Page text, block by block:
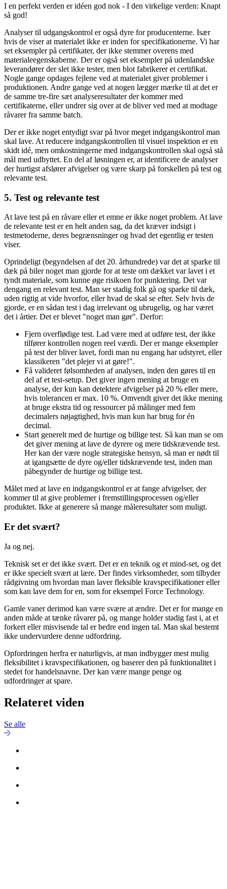
I en perfekt verden er idéen god nok - I den virkelige verden: Knapt
så god!
Analyser til udgangskontrol er også dyre for producenterne. Især
hvis de viser at materialet ikke er inden for specifikationerne. Vi har
set eksempler på certifikater, der ikke stemmer overens med
materialeegenskaberne. Der er også set eksempler på udenlandske
leverandører der slet ikke tester, men blot fabrikerer et certifikat.
Nogle gange opdages fejlene ved at materialet giver problemer i
produktionen. Andre gange ved at nogen lægger mærke til at det er
de samme tre-fire sæt analyseresultater der kommer med
certifikaterne, eller undrer sig over at de bliver ved med at modtage
råvarer fra samme batch.
Der er ikke noget entydigt svar på hvor meget indgangskontrol man
skal lave. At reducere indgangskontrollen til visuel inspektion er en
skidt idé, men omkostningerne med indgangskontrollen skal også stå
mål med udbyttet. En del af løsningen er, at identificere de analyser
der hurtigst afslører afvigelser og være skarp på forskellen på test og
relevante test.
5. Test og relevante test
At lave test på en råvare eller et emne er ikke noget problem. At lave
de relevante test er en helt anden sag, da det kræver indsigt i
testmetoderne, deres begrænsninger og hvad det egentlig er testen
viser.
Oprindeligt (begyndelsen af det 20. århundrede) var det at sparke til
dæk på biler noget man gjorde for at teste om dækket var lavet i et
tyndt materiale, som kunne øge risikoen for punktering. Det var
dengang en relevant test. Man ser stadig folk gå og sparke til dæk,
uden rigtig at vide hvorfor, eller hvad de skal se efter. Selv hvis de
gjorde, er en sådan test i dag irrelevant og ubrugelig, og har været
det i årtier. Det er blevet "noget man gør". Derfor:
Fjern overflødige test. Lad være med at udføre test, der ikke
tilfører kontrollen nogen reel værdi. Der er mange eksempler
på test der bliver lavet, fordi man nu engang har udstyret, eller
klassikeren "det plejer vi at gøre!".
Få valideret følsomheden af analysen, inden den gøres til en
del af et test-setup. Det giver ingen mening at bruge en
analyse, der kun kan detektere afvigelser på 20 % eller mere,
hvis tolerancen er max. 10 %. Omvendt giver det ikke mening
at bruge ekstra tid og ressourcer på målinger med fem
decimalers nøjagtighed, hvis man kun har brug for én
decimal.
Start generelt med de hurtige og billige test. Så kan man se om
det giver mening at lave de dyrere og mere tidskrævende test.
Her kan der være nogle strategiske hensyn, så man er nødt til
at igangsætte de dyre og/eller tidskrævende test, inden man
påbegynder de hurtige og billige test.
Målet med at lave en indgangskontrol er at fange afvigelser, der
kommer til at give problemer i fremstillingsprocessen og/eller
produktet. Ikke at generere så mange måleresultater som muligt.
Er det svært?
Ja og nej.
Teknisk set er det ikke svært. Det er en teknik og et mind-set, og det
er ikke specielt svært at lære. Der findes virksomheder, som tilbyder
rådgivning om hvordan man laver fleksible kravspecifikationer eller
som kan lave dem for en, som for eksempel Force Technology.
Gamle vaner derimod kan være svære at ændre. Det er for mange en
anden måde at tænke råvarer på, og mange holder stadig fast i, at et
forkert eller misvisende tal er bedre end ingen tal. Man skal bestemt
ikke undervurdere denne udfordring.
Opfordringen herfra er naturligvis, at man indbygger mest mulig
fleksibilitet i kravspecifikationen, og baserer den på funktionalitet i
stedet for handelsnavne. Der kan være mange penge og
udfordringer at spare.
Relateret viden
Se alle